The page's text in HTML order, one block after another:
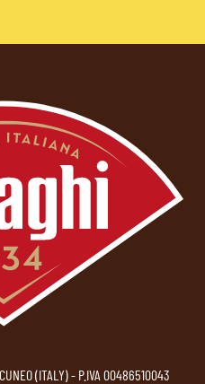
(ITALY) - P.IVA 00486510043